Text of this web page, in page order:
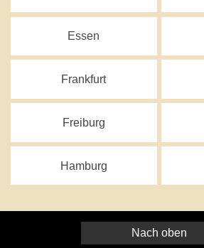
Essen
Frankfurt
Freiburg
Hamburg
Nach oben